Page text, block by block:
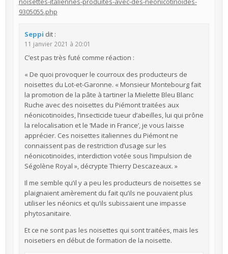
9305055.php
Seppi dit :
11 janvier 2021 à 20:01
C’est pas très futé comme réaction :
« De quoi provoquer le courroux des producteurs de
noisettes du Lot-et-Garonne. « Monsieur Montebourg fait
la promotion de la pâte à tartiner la Mielette Bleu Blanc
Ruche avec des noisettes du Piémont traitées aux
néonicotinoïdes, l’insecticide tueur d’abeilles, lui qui prône
la relocalisation et le ‘Made in France’, je vous laisse
apprécier. Ces noisettes italiennes du Piémont ne
connaissent pas de restriction d’usage sur les
néonicotinoïdes, interdiction votée sous l’impulsion de
Ségolène Royal », décrypte Thierry Descazeaux. »
Il me semble qu’il y a peu les producteurs de noisettes se
plaignaient amèrement du fait qu’ils ne pouvaient plus
utiliser les néonics et qu’ils subissaient une impasse
phytosanitaire.
Et ce ne sont pas les noisettes qui sont traitées, mais les
noisetiers en début de formation de la noisette.